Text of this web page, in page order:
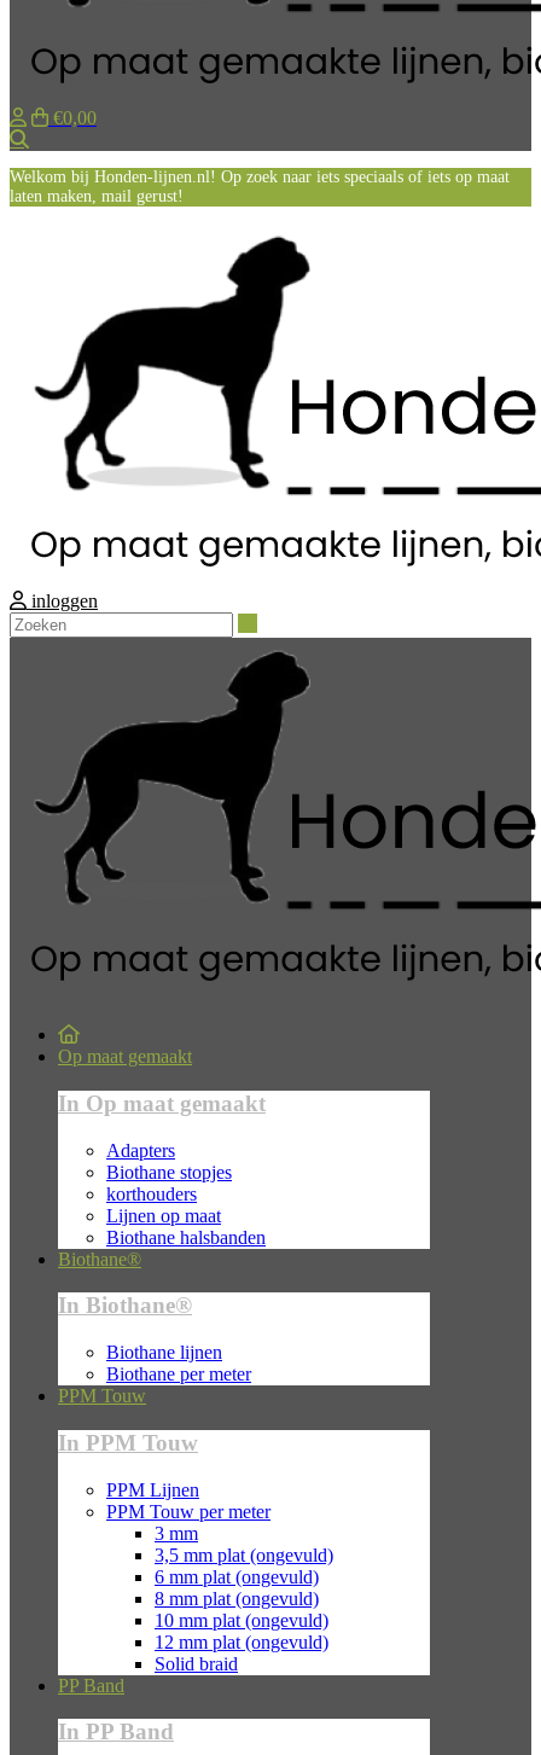
€0,00
Welkom bij Honden-lijnen.nl! Op zoek naar iets speciaals of iets op maat
laten maken, mail gerust!
inloggen
Op maat gemaakt
In Op maat gemaakt
Adapters
Biothane stopjes
korthouders
Lijnen op maat
Biothane halsbanden
Biothane®
In Biothane®
Biothane lijnen
Biothane per meter
PPM Touw
In PPM Touw
PPM Lijnen
PPM Touw per meter
3 mm
3,5 mm plat (ongevuld)
6 mm plat (ongevuld)
8 mm plat (ongevuld)
10 mm plat (ongevuld)
12 mm plat (ongevuld)
Solid braid
PP Band
In PP Band